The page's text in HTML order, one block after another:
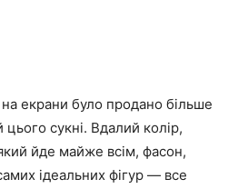
екрани було продано більше
цього сукні. Вдалий колір,
йде майже всім, фасон,
ідеальних фігур — все